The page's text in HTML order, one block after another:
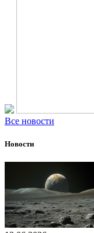
Все новости
Новости